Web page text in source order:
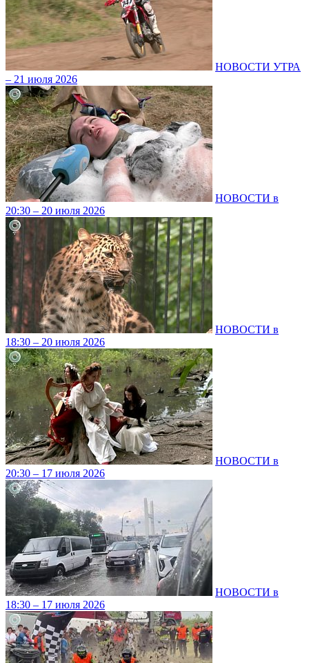
НОВОСТИ УТРА
– 21 июля 2026
НОВОСТИ в
20:30 – 20 июля 2026
НОВОСТИ в
18:30 – 20 июля 2026
НОВОСТИ в
20:30 – 17 июля 2026
НОВОСТИ в
18:30 – 17 июля 2026